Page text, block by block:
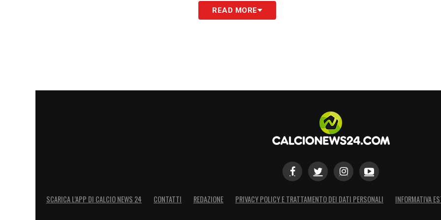
duri: è il caso dell’intervento ruvido sanzionato a Martin Vitik
La piaga degli infortuni in casa rossoblù
Il ritmo della gara, purtroppo, è stato frammentato da alcuni problemi fisici. Il Bologna ha
, costretto ad alzare bandiera bianca
già al 29′ per i postumi di una contusione. Al 64′, un’altra tegola ha colpito la mediana
Ultime Notizie Serie A: tutte le novità del giorno sul massimo campionato italiano
READ MORE
SCARICA L’APP DI CALCIO NEWS 24 CONTATTI REDAZIONE PRIVACY POLICY E TRATTAMENTO DEI DATI PERSONALI INFORMATIVA